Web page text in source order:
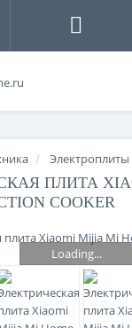
Электроплиты
ПЛИТА
COOKER
Loading...